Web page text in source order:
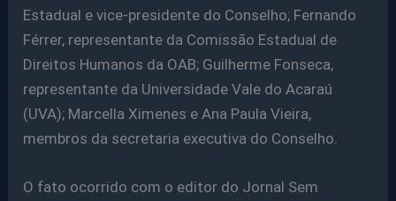
Estadual e vice-presidente do Conselho; Fernando
Férrer, representante da Comissão Estadual de
Direitos Humanos da OAB; Guilherme Fonseca,
representante da Universidade Vale do Acaraú
(UVA); Marcella Ximenes e Ana Paula Vieira,
membros da secretaria executiva do Conselho.
O fato ocorrido com o editor do Jornal Sem